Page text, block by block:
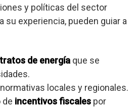
y políticas del sector
su experiencia, pueden guiar a
de energía que se
locales y regionales.
de incentivos fiscales por